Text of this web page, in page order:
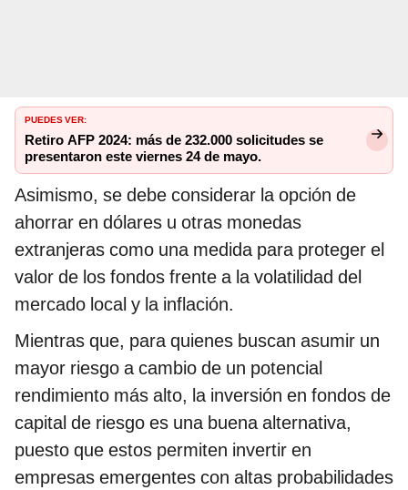
PUEDES VER:
Retiro AFP 2024: más de 232.000 solicitudes se
presentaron este viernes 24 de mayo.
Asimismo, se debe considerar la opción de
ahorrar en dólares u otras monedas
extranjeras como una medida para proteger el
valor de los fondos frente a la volatilidad del
mercado local y la inflación.
Mientras que, para quienes buscan asumir un
mayor riesgo a cambio de un potencial
rendimiento más alto, la inversión en fondos de
capital de riesgo es una buena alternativa,
puesto que estos permiten invertir en
empresas emergentes con altas probabilidades